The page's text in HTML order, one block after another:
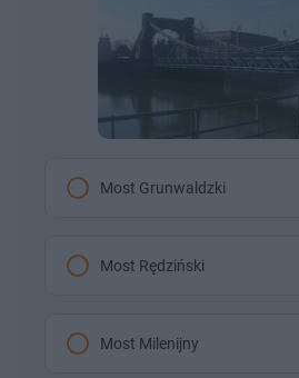
Most Grunwaldzki
Most Rędziński
Most Milenijny